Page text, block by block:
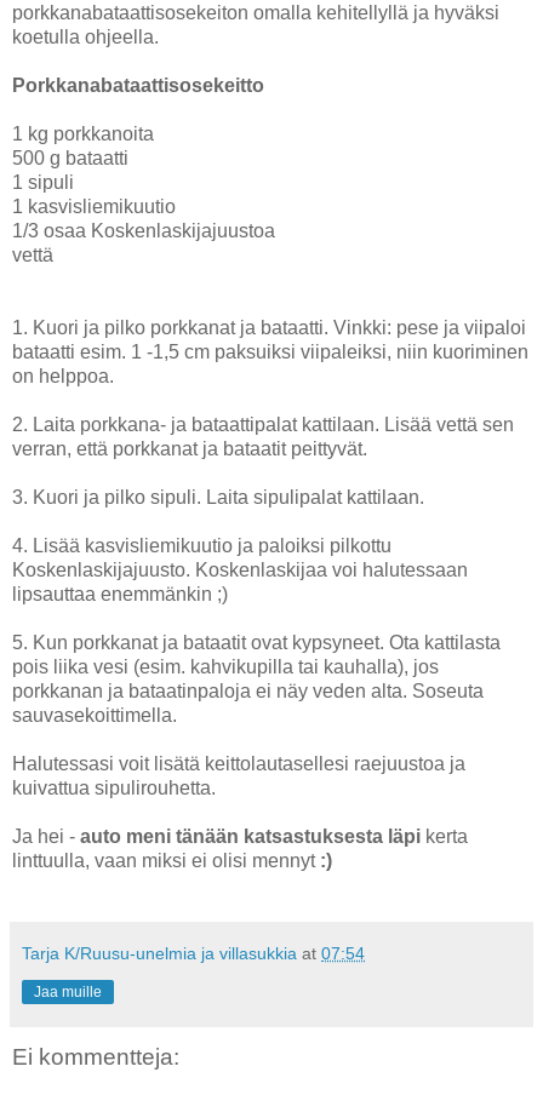
porkkanabataattisosekeiton omalla kehitellyllä ja hyväksi
koetulla ohjeella.
Porkkanabataattisosekeitto
1 kg porkkanoita
500 g bataatti
1 sipuli
1 kasvisliemikuutio
1/3 osaa Koskenlaskijajuustoa
vettä
1. Kuori ja pilko porkkanat ja bataatti. Vinkki: pese ja viipaloi
bataatti esim. 1 -1,5 cm paksuiksi viipaleiksi, niin kuoriminen
on helppoa.
2. Laita porkkana- ja bataattipalat kattilaan. Lisää vettä sen
verran, että porkkanat ja bataatit peittyvät.
3. Kuori ja pilko sipuli. Laita sipulipalat kattilaan.
4. Lisää kasvisliemikuutio ja paloiksi pilkottu
Koskenlaskijajuusto. Koskenlaskijaa voi halutessaan
lipsauttaa enemmänkin ;)
5. Kun porkkanat ja bataatit ovat kypsyneet. Ota kattilasta
pois liika vesi (esim. kahvikupilla tai kauhalla), jos
porkkanan ja bataatinpaloja ei näy veden alta. Soseuta
sauvasekoittimella.
Halutessasi voit lisätä keittolautasellesi raejuustoa ja
kuivattua sipulirouhetta.
Ja hei - auto meni tänään katsastuksesta läpi kerta
linttuulla, vaan miksi ei olisi mennyt :)
Tarja K/Ruusu-unelmia ja villasukkia at 07:54
Jaa muille
Ei kommentteja: